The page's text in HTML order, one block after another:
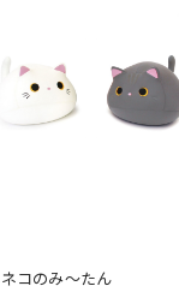
コのみ～たん